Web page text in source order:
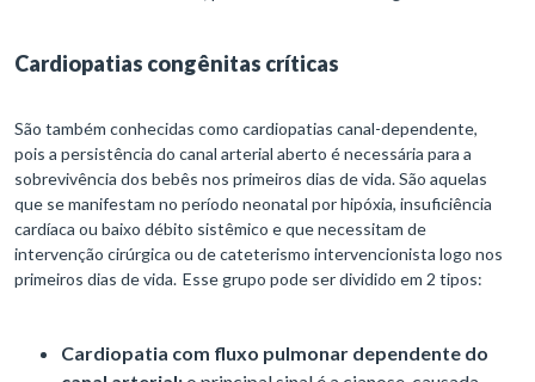
Cardiopatias congênitas críticas
São também conhecidas como cardiopatias canal-dependente,
pois a persistência do canal arterial aberto é necessária para a
sobrevivência dos bebês nos primeiros dias de vida. São aquelas
que se manifestam no período neonatal por hipóxia, insuficiência
cardíaca ou baixo débito sistêmico e que necessitam de
intervenção cirúrgica ou de cateterismo intervencionista logo nos
primeiros dias de vida. Esse grupo pode ser dividido em 2 tipos:
Cardiopatia com fluxo pulmonar dependente do